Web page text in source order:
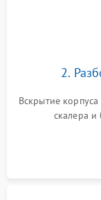
2.
Вскрытие
скалера и
конденсаторов,